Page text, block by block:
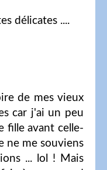
délicates ....
de mes vieux
car j'ai un peu
fille avant celle-
ne me souviens
... lol ! Mais